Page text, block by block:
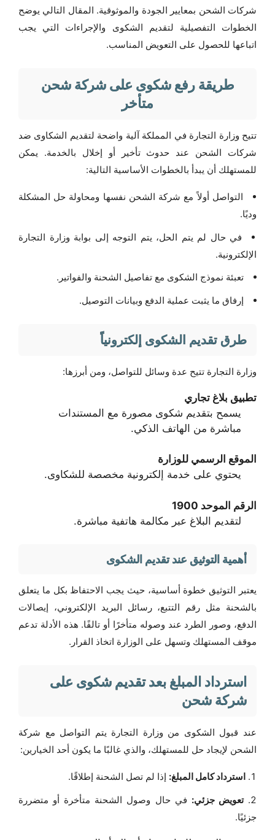
شركات الشحن بمعايير الجودة والموثوقية. المقال التالي يوضح
الخطوات التفصيلية لتقديم الشكوى والإجراءات التي يجب
اتباعها للحصول على التعويض المناسب.
طريقة رفع شكوى على شركة شحن
متأخر
تتيح وزارة التجارة في المملكة آلية واضحة لتقديم الشكاوى ضد
شركات الشحن عند حدوث تأخير أو إخلال بالخدمة. يمكن
للمستهلك أن يبدأ بالخطوات الأساسية التالية:
التواصل أولاً مع شركة الشحن نفسها ومحاولة حل المشكلة
وديًا.
في حال لم يتم الحل، يتم التوجه إلى بوابة وزارة التجارة
الإلكترونية.
تعبئة نموذج الشكوى مع تفاصيل الشحنة والفواتير.
إرفاق ما يثبت عملية الدفع وبيانات التوصيل.
طرق تقديم الشكوى إلكترونياً
وزارة التجارة تتيح عدة وسائل للتواصل، ومن أبرزها:
تطبيق بلاغ تجاري
يسمح بتقديم شكوى مصورة مع المستندات
مباشرة من الهاتف الذكي.
الموقع الرسمي للوزارة
يحتوي على خدمة إلكترونية مخصصة للشكاوى.
الرقم الموحد 1900
لتقديم البلاغ عبر مكالمة هاتفية مباشرة.
أهمية التوثيق عند تقديم الشكوى
يعتبر التوثيق خطوة أساسية، حيث يجب الاحتفاظ بكل ما يتعلق
بالشحنة مثل رقم التتبع، رسائل البريد الإلكتروني، إيصالات
الدفع، وصور الطرد عند وصوله متأخرًا أو تالفًا. هذه الأدلة تدعم
موقف المستهلك وتسهل على الوزارة اتخاذ القرار.
استرداد المبلغ بعد تقديم شكوى على
شركة شحن
عند قبول الشكوى من وزارة التجارة يتم التواصل مع شركة
الشحن لإيجاد حل للمستهلك، والذي غالبًا ما يكون أحد الخيارين:
استرداد كامل المبلغ: إذا لم تصل الشحنة إطلاقًا.
تعويض جزئي: في حال وصول الشحنة متأخرة أو متضررة
جزئيًا.